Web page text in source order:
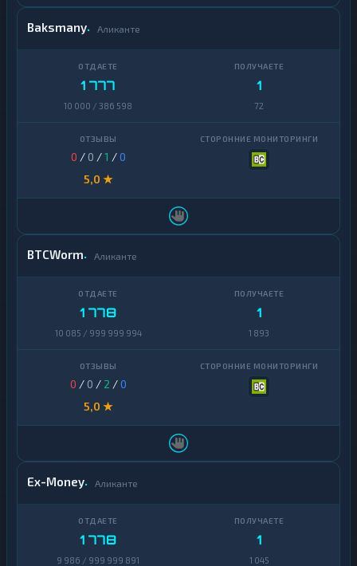
Baksmany Аликанте
1 777
10 000 / 386 598
1
72
0 / 0 /1 /0
5,0 ★
BTCWorm Аликанте
1 778
10 085 / 999 999 994
1
1 893
0 / 0 / 2 /0
5,0 ★
Ex-Money Аликанте
1 778
9 986 / 999 999 891
1
1 045